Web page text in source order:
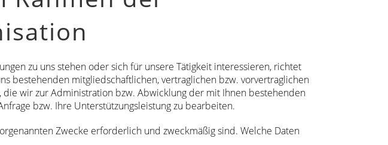
zu uns stehen oder sich für unsere Tätigkeit interessieren, richtet
bestehenden mitgliedschaftlichen, vertraglichen bzw. vorvertraglichen
wir zur Administration bzw. Abwicklung der mit Ihnen bestehenden
bzw. Ihre Unterstützungsleistung zu bearbeiten.
Zwecke erforderlich und zweckmäßig sind. Welche Daten